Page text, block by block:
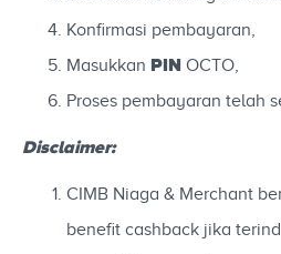
Konfirmasi pembayaran,
Masukkan PIN OCTO,
Proses pembayaran telah
Disclaimer:
CIMB Niaga & Merchant
benefit cashback jika